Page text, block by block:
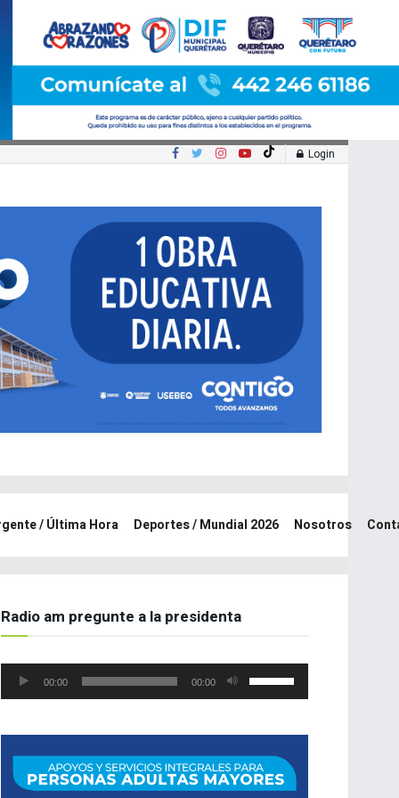
Login
/ Última Hora Deportes / Mundial 2026 Nosotros
Radio am pregunte a la presidenta
Reproductor
00:00 00:00
arriba/abajo
para